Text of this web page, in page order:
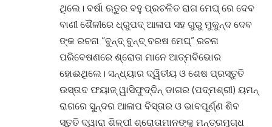
ଥିଲେ। ବର୍ଷା ଋତୁର ବହୁ ପ୍ରଚଳିତ ରାଗ ମେଘ୍ ରେ ଦେବ
ବାଣୀ ଶୈଳୀରେ ଧ୍ରୁପଦ୍ ଆଳାପ ସହ ଗୁରୁ ମୁକୁନ୍ଦ ଦେବ
ଙ୍କ ରଚନା “ବୁନ୍ଦ୍ ବୁନ୍ଦ୍ ବରଷ ମେଘ୍” ରଚନା
ପରିବେଷଣରେ ଶ୍ରୋତା ମାନେ ଆତ୍ମବିଭୋର
ହୋଈଥିଲେ। ସନ୍ଧ୍ୟାର ଦ୍ୱିତୀୟ ଓ ଶେଷ ପ୍ରସ୍ତୁତି
ଉସ୍ତାଦ ଫୟାଜ୍ ୱାସିଫୁଦ୍ଦିନ୍ ଡାଗର (ପଦ୍ମଶ୍ରୀ) ୟମନ୍
ରାଗରେ ସୁନ୍ଦର ଆଳାପ ବିସ୍ତାର ଓ ଭାବପୂର୍ଣ୍ଣ ଶିବ
ସ୍ତୁତି ଦ୍ୱାରା ଶିଳ୍ପୀ ଶ୍ରୋତାମାନଙ୍କୁ ମନ୍ତ୍ରମୁଗ୍ଧ